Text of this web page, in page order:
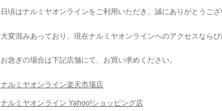
日頃はナルミヤオンラインをご利用いただき、誠にありがとうござ
大変混みあっており、現在ナルミヤオンラインへのアクセスならび
お急ぎの場合は下記店舗にて、お買い求めください。
ナルミヤオンライン楽天市場店
ナルミヤオンライン Yahoo!ショッピング店